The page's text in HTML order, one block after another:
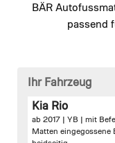
BÄR
passend
beginning
Ihr Fahrzeug
Kia Rio
ab 2017 | YB | mit
Matten eingegossene